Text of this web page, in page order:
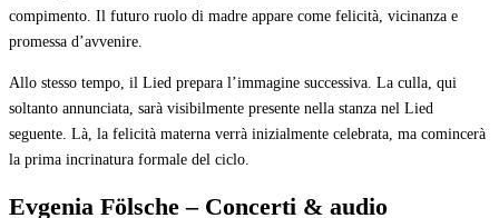
compimento. Il futuro ruolo di madre appare come felicità, vicinanza e
promessa d’avvenire.
Allo stesso tempo, il Lied prepara l’immagine successiva. La culla, qui
soltanto annunciata, sarà visibilmente presente nella stanza nel Lied
seguente. Là, la felicità materna verrà inizialmente celebrata, ma comincerà
la prima incrinatura formale del ciclo.
Evgenia Fölsche – Concerti & audio